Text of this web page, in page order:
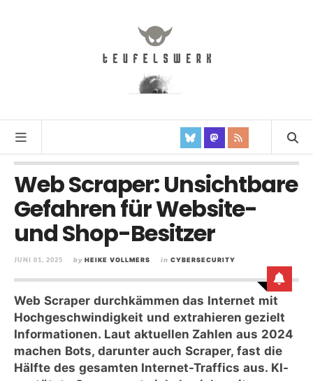
Web Scraper: Unsichtbare
Gefahren für Website-
und Shop-Besitzer
JUNI 01, 2025 by HEIKE VOLLMERS in CYBERSECURITY
Web Scraper durchkämmen das Internet mit
Hochgeschwindigkeit und extrahieren gezielt
Informationen. Laut aktuellen Zahlen aus 2024
machen Bots, darunter auch Scraper, fast die
Hälfte des gesamten Internet-Traffics aus. KI-